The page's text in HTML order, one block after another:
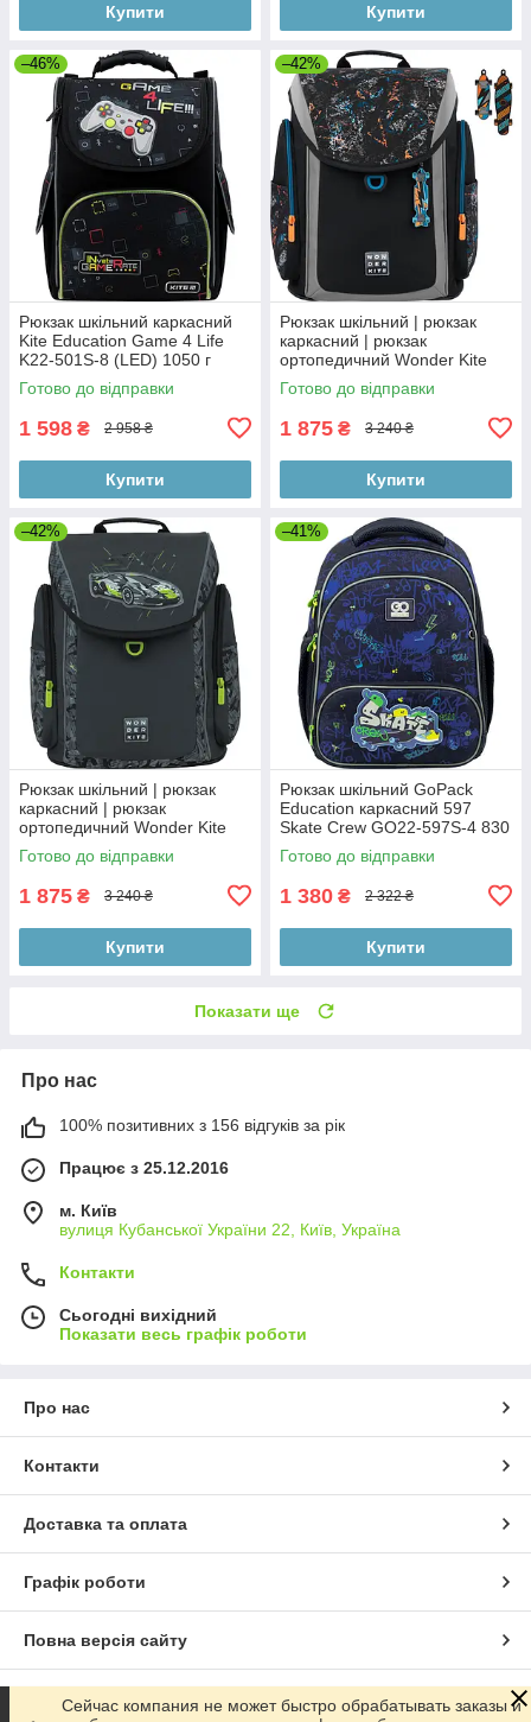
Купити Купити
–46%
Рюкзак шкільний каркасний
Kite Education Game 4 Life
K22-501S-8 (LED) 1050 г
35х25х13 см чорний
Готово до відправки
1 598 ₴ 2 958 ₴
Купити
–42%
Рюкзак шкільний | рюкзак
каркасний | рюкзак
ортопедичний Wonder Kite
Skate WK22-583S-2
Готово до відправки
1 875 ₴ 3 240 ₴
Купити
–42%
Рюкзак шкільний | рюкзак
каркасний | рюкзак
ортопедичний Wonder Kite
Sport Car WK22-583S-4
Готово до відправки
1 875 ₴ 3 240 ₴
Купити
–41%
Рюкзак шкільний GoPack
Education каркасний 597
Skate Crew GO22-597S-4 830
г 38x28x15 см синій
Готово до відправки
1 380 ₴ 2 322 ₴
Купити
Показати ще
Про нас
100% позитивних з 156 відгуків за рік
Працює з 25.12.2016
м. Київ
вулиця Кубанської України 22, Київ, Україна
Контакти
Сьогодні вихідний
Показати весь графік роботи
Про нас
Контакти
Доставка та оплата
Графік роботи
Повна версія сайту
Сайт створено на маркетплейсі Prom.ua
Сейчас компания не может быстро обрабатывать заказы и